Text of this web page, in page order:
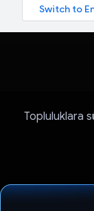
Topluluklara